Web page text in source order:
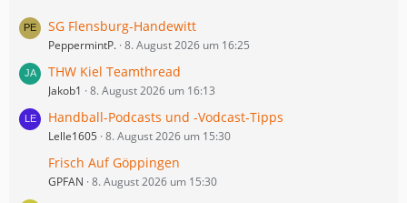
SG Flensburg-Handewitt
PeppermintP. 8. August 2026 um 16:25
THW Kiel Teamthread
Jakob1 8. August 2026 um 16:13
Handball-Podcasts und -Vodcast-Tipps
Lelle1605 8. August 2026 um 15:30
Frisch Auf Göppingen
GPFAN 8. August 2026 um 15:30